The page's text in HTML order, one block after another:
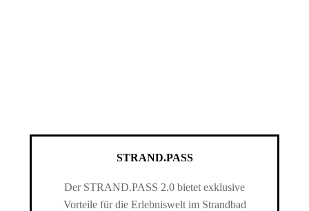
STRAND.PASS
Der STRAND.PASS 2.0 bietet exklusive
Vorteile für die Erlebniswelt im Strandbad